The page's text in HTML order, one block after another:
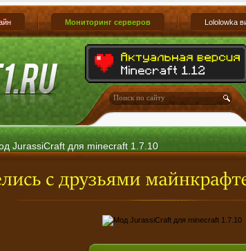
Мониторинг серверов Lololowka
JurassiCraft для minecraft 1.7.10